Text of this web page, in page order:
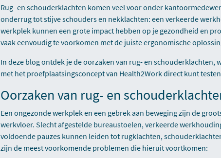
Rug- en schouderklachten komen veel voor onder
onderrug tot stijve schouders en nekklachten: een verkeerde
werkplek kunnen een grote impact hebben op je gezondheid en
vaak eenvoudig te voorkomen met de juiste ergonomische
In deze blog ontdek je de oorzaken van rug- en schouderklachten,
met het proefplaatsingsconcept van Health2Work direct kunt
Oorzaken van rug- en
Een ongezonde werkplek en een gebrek aan beweging zijn de
werkvloer. Slecht afgestelde bureaustoelen, verkeerde
voldoende pauzes kunnen leiden tot rugklachten,
zijn de meest voorkomende problemen die hieruit voortkomen: